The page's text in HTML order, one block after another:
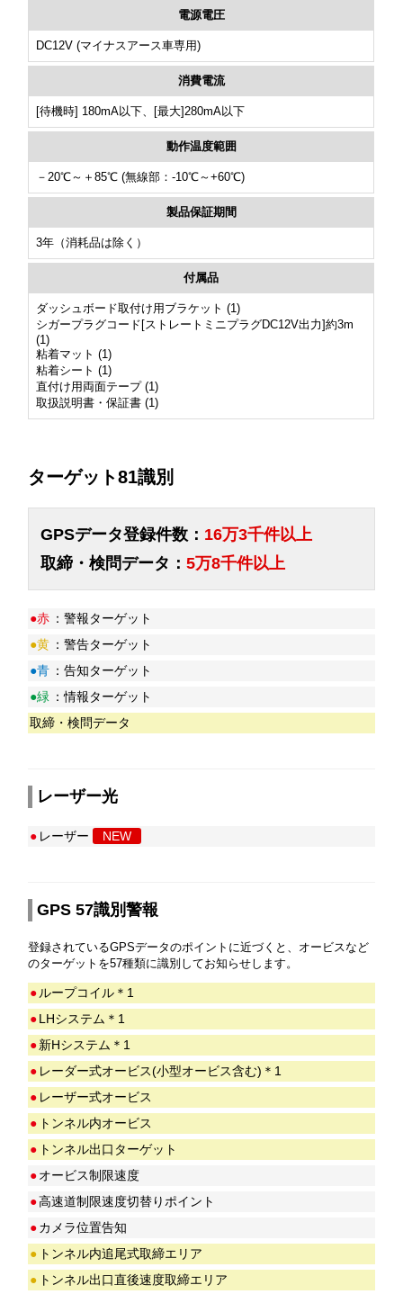
電源電圧
DC12V (マイナスアース車専用)
消費電流
[待機時] 180mA以下、[最大]280mA以下
動作温度範囲
－20℃～＋85℃ (無線部：-10℃～+60℃)
製品保証期間
3年（消耗品は除く）
付属品
ダッシュボード取付け用ブラケット (1)
シガープラグコード[ストレートミニプラグDC12V出力]約3m
(1)
粘着マット (1)
粘着シート (1)
直付け用両面テープ (1)
取扱説明書・保証書 (1)
ターゲット81識別
GPSデータ登録件数： 16万3千件以上
取締・検問データ：5万8千件以上
●赤 ：警報ターゲット
●黄 ：警告ターゲット
●青 ：告知ターゲット
●緑 ：情報ターゲット
取締・検問データ
レーザー光
● レーザー NEW
GPS 57識別警報
登録されているGPSデータのポイントに近づくと、オービスなど
のターゲットを57種類に識別してお知らせします。
● ループコイル＊1
●LHシステム＊1
●新Hシステム＊1
● レーダー式オービス(小型オービス含む)＊1
● レーザー式オービス
● トンネル内オービス
● トンネル出口ターゲット
●オービス制限速度
●高速道制限速度切替りポイント
●カメラ位置告知
● トンネル内追尾式取締エリア
● トンネル出口直後速度取締エリア